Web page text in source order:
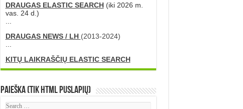
DRAUGAS ELASTIC SEARCH(iki 2026 m.
vas. 24 d.)
...
DRAUGAS NEWS / LH (2013-2024)
...
KITŲ LAIKRAŠČIŲ ELASTIC SEARCH
Paieška (tik HTML puslapių)